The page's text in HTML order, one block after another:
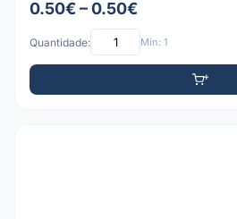
0.50€ – 0.50€
Quantidade: Mín: 1